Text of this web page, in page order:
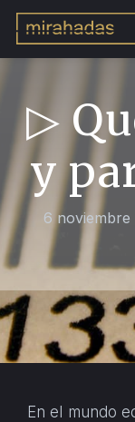
▷
y
6 noviembre
En el mundo